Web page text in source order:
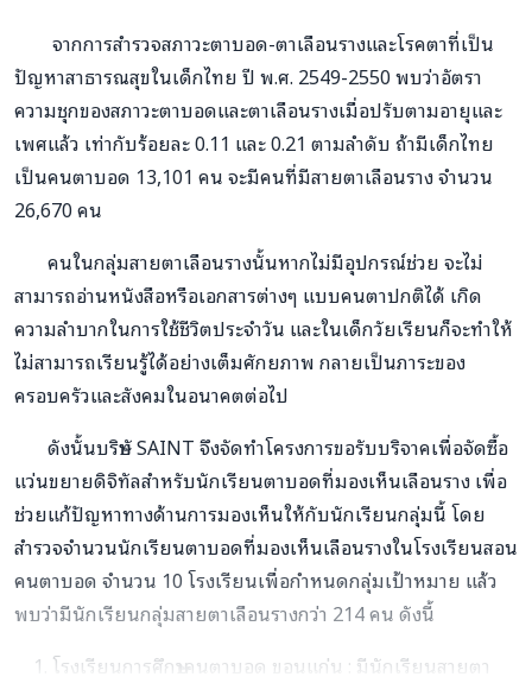
จากการสำรวจสภาวะตาบอด-ตาเลือนรางและโรคตาที่เป็น
ปัญหาสาธารณสุขในเด็กไทย ปี พ.ศ. 2549-2550 พบว่าอัตรา
ความชุกของสภาวะตาบอดและตาเลือนรางเมื่อปรับตามอายุและ
เพศแล้ว เท่ากับร้อยละ 0.11 และ 0.21 ตามลำดับ ถ้ามีเด็กไทย
เป็นคนตาบอด 13,101 คน จะมีคนที่มีสายตาเลือนราง จำนวน
26,670 คน
คนในกลุ่มสายตาเลือนรางนั้นหากไม่มีอุปกรณ์ช่วย จะไม่
สามารถอ่านหนังสือหรือเอกสารต่างๆ แบบคนตาปกติได้ เกิด
ความลำบากในการใช้ชีวิตประจำวัน และในเด็กวัยเรียนก็จะทำให้
ไม่สามารถเรียนรู้ได้อย่างเต็มศักยภาพ กลายเป็นภาระของ
ครอบครัวและสังคมในอนาคตต่อไป
ดังนั้นบริษัท SAINT จึงจัดทำโครงการขอรับบริจาคเพื่อจัดซื้อ
แว่นขยายดิจิทัลสำหรับนักเรียนตาบอดที่มองเห็นเลือนราง เพื่อ
ช่วยแก้ปัญหาทางด้านการมองเห็นให้กับนักเรียนกลุ่มนี้ โดย
สำรวจจำนวนนักเรียนตาบอดที่มองเห็นเลือนรางในโรงเรียนสอน
คนตาบอด จำนวน 10 โรงเรียนเพื่อกำหนดกลุ่มเป้าหมาย แล้ว
พบว่ามีนักเรียนกลุ่มสายตาเลือนรางกว่า 214 คน ดังนี้
โรงเรียนการศึกษาคนตาบอด ขอนแก่น : มีนักเรียนสายตา